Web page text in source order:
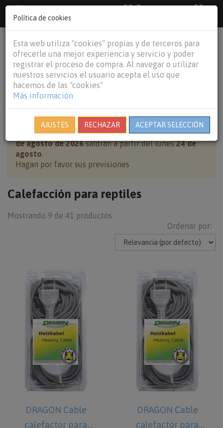
33 €
55
€Baleares y
person shopping_cart
HOME REPTILES
Cierre por vacaciones:pedidos realizados del7 al 23
de agosto de 2026saldrán a partir del lunes24 de
agosto.
Hagan por favor sus previsiones
Calefacción para reptiles
Mostrando 9 de 41 productos
Ordenar por:
DRAGON Cable
calefactor para
DRAGON Cable
calefactor para
Política de cookies
Esta web utiliza "cookies" propias y de terceros para
ofrecerle una mejor experiencia y servicio y poder
registrar el proceso de compra. Al navegar o utilizar
nuestros servicios el usuario acepta el uso que
hacemos de las "cookies"
Más información
AJUSTES RECHAZAR ACEPTAR SELECCIÓN